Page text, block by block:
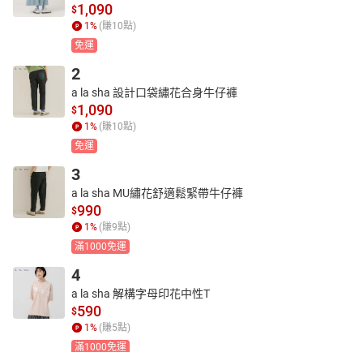
$1,090
1 % (賺10點)
免運
2
a la sha 設計口袋繡花合身牛仔褲
$1,090
1 % (賺10點)
免運
3
a la sha MU繡花舒適鬆緊帶牛仔褲
$990
1 % (賺9點)
滿1000免運
4
a la sha 解構字母印花中性T
$590
1 % (賺5點)
滿1000免運